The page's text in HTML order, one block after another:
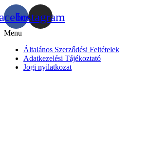
Instagram
Menu
Általános Szerződési Feltételek
Adatkezelési Tájékoztató
Jogi nyilatkozat